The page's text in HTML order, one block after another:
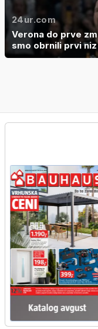
24ur.com
Verona do prve
smo obrnili prvi niz